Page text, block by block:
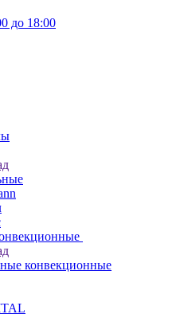
до 18:00
конвекционные